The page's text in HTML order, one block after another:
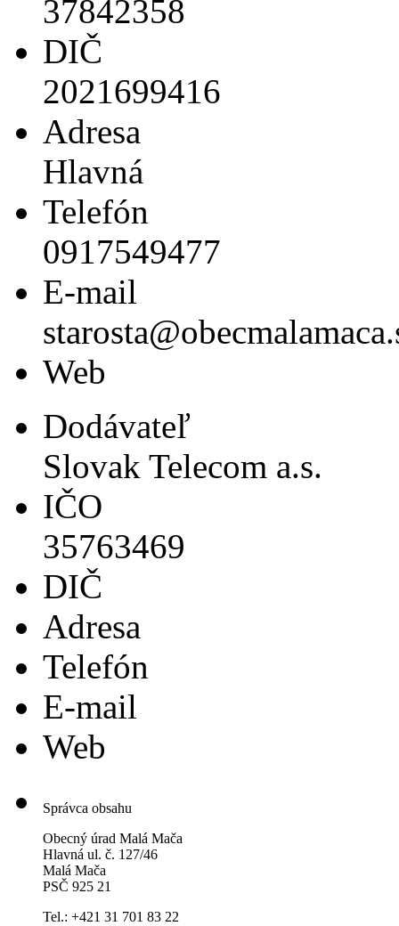
37842358
DIČ
2021699416
Adresa
Hlavná
Telefón
0917549477
E-mail
Web
Dodávateľ
Slovak Telecom a.s.
IČO
35763469
DIČ
Adresa
Telefón
E-mail
Web
Správca obsahu
Obecný úrad Malá Mača
Hlavná ul. č. 127/46
Malá Mača
PSČ 925 21
Tel.: +421 31 701 83 22